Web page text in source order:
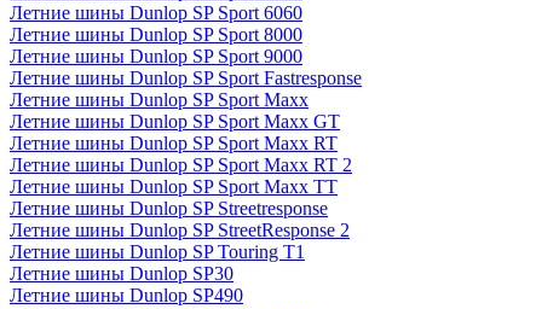
Летние шины Dunlop SP Sport 6060
Летние шины Dunlop SP Sport 8000
Летние шины Dunlop SP Sport 9000
Летние шины Dunlop SP Sport Fastresponse
Летние шины Dunlop SP Sport Maxx
Летние шины Dunlop SP Sport Maxx GT
Летние шины Dunlop SP Sport Maxx RT
Летние шины Dunlop SP Sport Maxx RT 2
Летние шины Dunlop SP Sport Maxx TT
Летние шины Dunlop SP Streetresponse
Летние шины Dunlop SP StreetResponse 2
Летние шины Dunlop SP Touring T1
Летние шины Dunlop SP30
Летние шины Dunlop SP490